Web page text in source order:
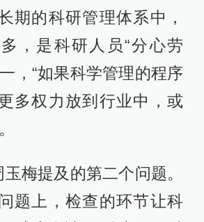
期的科研管理体系中，
，是科研人员“分心劳
，“如果科学管理的程序
多权力放到行业中，或
玉梅提及的第二个问题。
题上，检查的环节让科